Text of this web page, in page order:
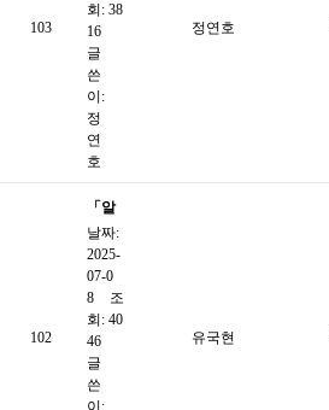
103
카드
회: 38
16
글
쓴
이:
정
연
호
정연호
102
「알
쓸신
7월
카드
날짜:
2025-
07-0
8
조
회: 40
46
글
쓴
이:
유국현